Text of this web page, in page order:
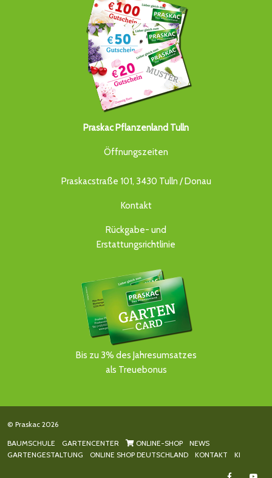
Praskac Pflanzenland Tulln
Öffnungszeiten
Praskacstraße 101, 3430 Tulln / Donau
Kontakt
Rückgabe- und
Erstattungsrichtlinie
Bis zu 3% des Jahresumsatzes
als Treuebonus
© Praskac 2026
BAUMSCHULE GARTENCENTER ONLINE-SHOP
NEWS
GARTENGESTALTUNG
ONLINE SHOP DEUTSCHLAND KONTAKT KI